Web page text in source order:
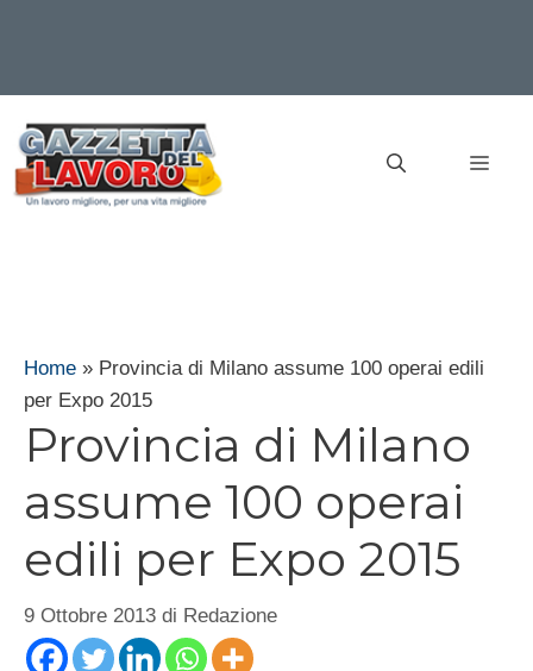
contenuto
Home » Provincia di Milano assume 100 operai edili
per Expo 2015
Provincia di Milano
assume 100 operai
edili per Expo 2015
9 Ottobre 2013 di Redazione